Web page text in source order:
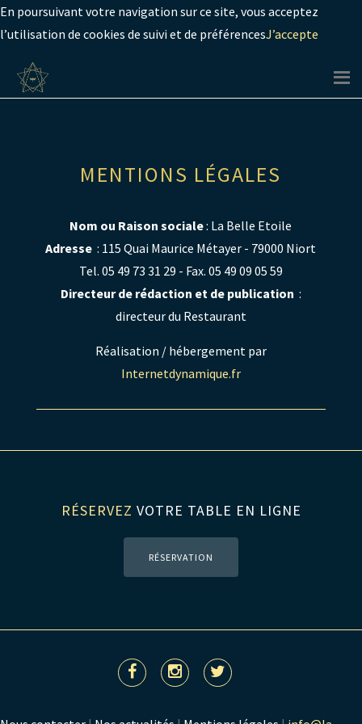
En poursuivant votre navigation sur ce site, vous acceptez
l’utilisation de cookies de suivi et de préférencesJ’accepte
MENTIONS LÉGALES
Nom ou Raison sociale: La Belle Etoile
Adresse : 115 Quai Maurice Métayer - 79000 Niort
Tel. 05 49 73 31 29 - Fax. 05 49 09 05 59
Directeur de rédaction et de publication :
directeur du Restaurant
Réalisation / hébergement par
Internetdynamique.fr
RÉSERVEZ VOTRE TABLE EN LIGNE
RÉSERVATION